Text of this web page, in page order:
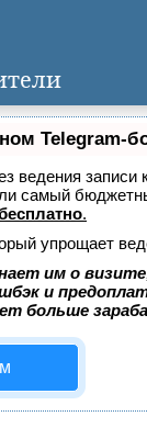
Telegram-
ведения
самый
.
упрощает
им о
и
больше